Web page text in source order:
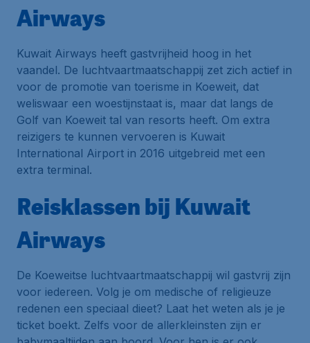
Airways
Kuwait Airways heeft gastvrijheid hoog in het
vaandel. De luchtvaartmaatschappij zet zich actief in
voor de promotie van toerisme in Koeweit, dat
weliswaar een woestijnstaat is, maar dat langs de
Golf van Koeweit tal van resorts heeft. Om extra
reizigers te kunnen vervoeren is Kuwait
International Airport in 2016 uitgebreid met een
extra terminal.
Reisklassen bij Kuwait
Airways
De Koeweitse luchtvaartmaatschappij wil gastvrij zijn
voor iedereen. Volg je om medische of religieuze
redenen een speciaal dieet? Laat het weten als je je
ticket boekt. Zelfs voor de allerkleinsten zijn er